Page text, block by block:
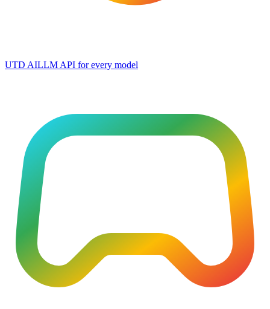
UTD AILLM API for every model